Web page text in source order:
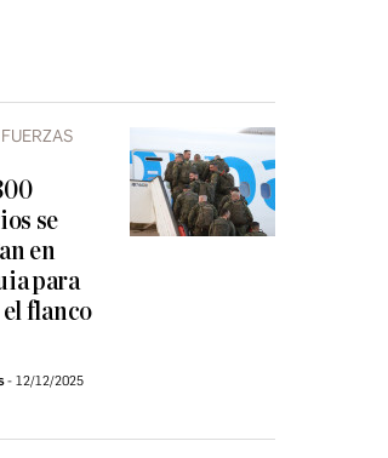
se
en
para
flanco
12/12/2025